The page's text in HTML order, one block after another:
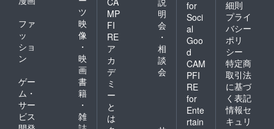
ツ
ファ
ッ
ショ
ン
映
像
・
映
画
ゲー
ム・
サー
ビス
書
籍
・
雑
MP
FI
RE
ア
カ
デ
ミ
ー
と
は
明
会
・
相
談
会
for
Soci
al
Goo
d
CAM
PFI
RE
for
Ente
rtain
細則
プライ
バシー
ポリ
シー
特定商
取引法
に基づ
く表記
情報セ
キュリ